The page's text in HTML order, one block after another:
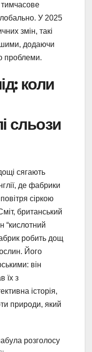
У 2025
змін, такі
додаючи
проблеми.
коли
сльози
сягають
де фабрики
сіркою
британський
“кислотний
робить дощ
Його
він
їх з
історія,
природи, який
розголосу